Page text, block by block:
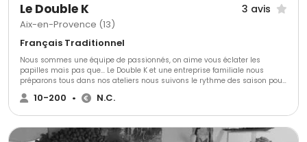
Le Double K 3 avis
Aix-en-Provence (13)
Français Traditionnel
Nous sommes une équipe de passionnés, on aime vous éclater les
papilles mais pas que... Le Double K et une entreprise familiale nous
préparons tous dans nos ateliers nous suivons le rythme des saison pour
nos produits.
10-200 • N.C.